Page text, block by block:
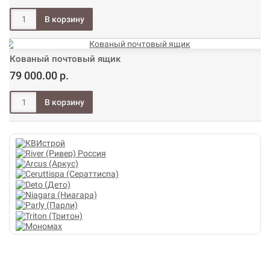
Кованый почтовый ящик
79 000.00 р.